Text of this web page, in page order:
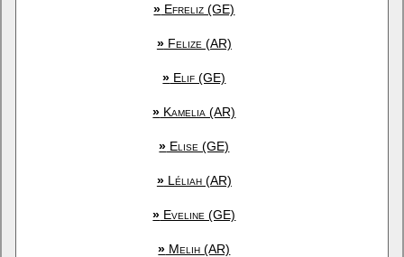
» Efreliz (GE)
»Felize (AR)
» Elif (GE)
» Kamelia (AR)
» Elise (GE)
»Léliah (AR)
» Eveline (GE)
» Melih (AR)